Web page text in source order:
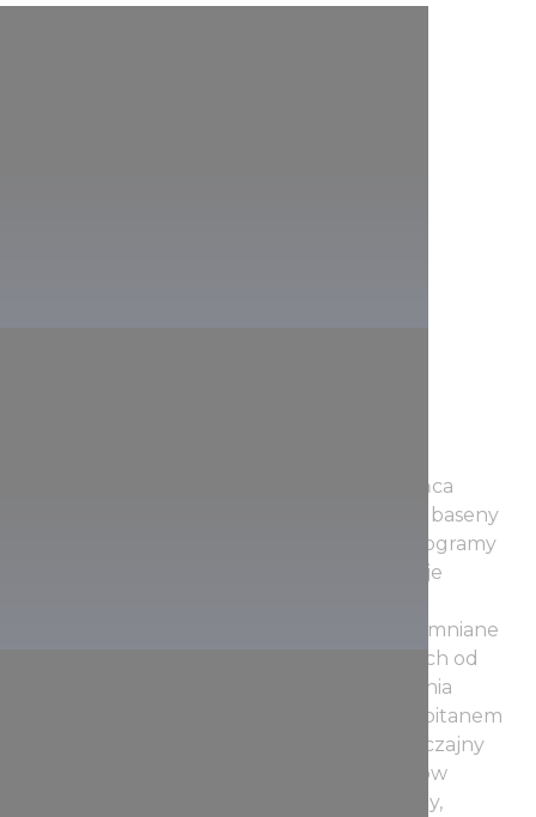
Plaże Balatonu przyciągają miłośników słońca
piaszczystym, szerokim brzegiem, a boiska i baseny
rozrywkowe oferują możliwości sportu i programy
dziecięce. Aquapark w Balatonfüred oferuje
Żeglarstwo po Balatonie zapewnia niezapomniane
przeżycia! W świetnie wyposażonych portach od
wiosny do jesieni dostępne są usługi szkolenia
żeglarskiego, wynajęcia żaglówki wraz z kapitanem
lub bez. Mamy również propozycje na zwyczajny
rejs statkiem! Można wybrać spośród statków
kursujących w dzień według rozkładu jazdy,